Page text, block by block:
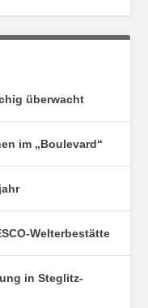
überwacht
im „Boulevard“
Welterbestätte
in Steglitz-